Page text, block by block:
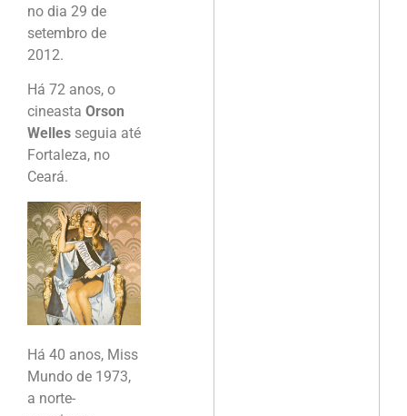
no dia 29 de
setembro de
2012.
Há 72 anos, o
cineasta Orson
Welles seguia até
Fortaleza, no
Ceará.
Há 40 anos, Miss
Mundo de 1973,
a norte-